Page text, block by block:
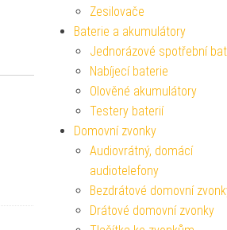
Zesilovače
Baterie a akumulátory
Jednorázové spotřební
Nabíjecí baterie
Olověné akumulátory
Testery baterií
Domovní zvonky
Audiovrátný, domácí
audiotelefony
Bezdrátové domovní
Drátové domovní zvonky